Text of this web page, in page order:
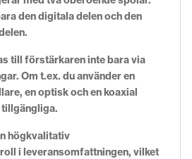
den digitala delen och den
till förstärkaren inte bara via
Om t.ex. du använder en
en optisk och en koaxial
högkvalitativ
i leveransomfattningen, vilket